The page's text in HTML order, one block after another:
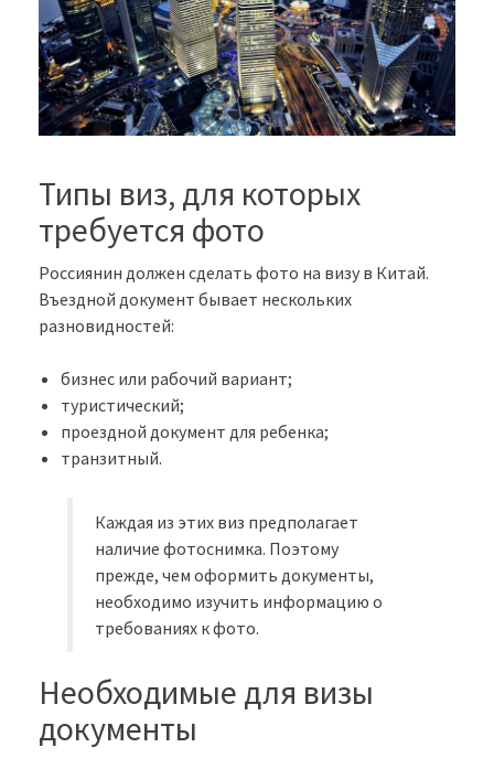
Типы виз, для которых
требуется фото
Россиянин должен сделать фото на визу в Китай.
Въездной документ бывает нескольких
разновидностей:
бизнес или рабочий вариант;
туристический;
проездной документ для ребенка;
транзитный.
Каждая из этих виз предполагает
наличие фотоснимка. Поэтому
прежде, чем оформить документы,
необходимо изучить информацию о
требованиях к фото.
Необходимые для визы
документы